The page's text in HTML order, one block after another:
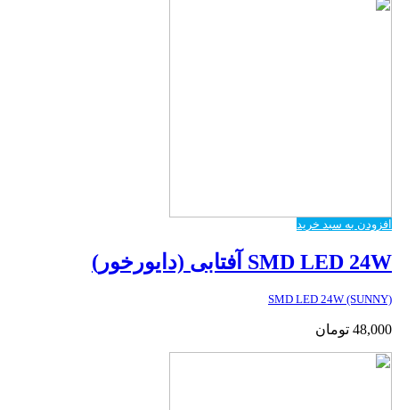
افزودن به سبد خرید
SMD LED 24W آفتابی (دایورخور)
SMD LED 24W (SUNNY)
48,000 تومان